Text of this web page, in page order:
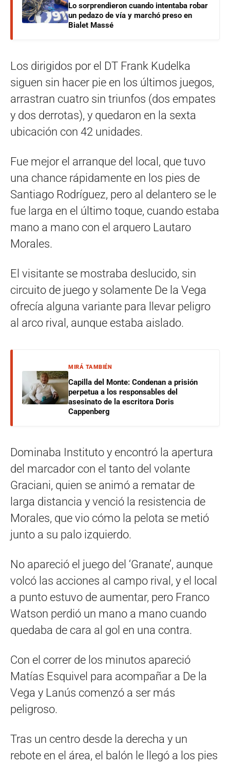
Lo sorprendieron cuando intentaba robar
un pedazo de vía y marchó preso en
Bialet Massé
Los dirigidos por el DT Frank Kudelka
siguen sin hacer pie en los últimos juegos,
arrastran cuatro sin triunfos (dos empates
y dos derrotas), y quedaron en la sexta
ubicación con 42 unidades.
Fue mejor el arranque del local, que tuvo
una chance rápidamente en los pies de
Santiago Rodríguez, pero al delantero se le
fue larga en el último toque, cuando estaba
mano a mano con el arquero Lautaro
Morales.
El visitante se mostraba deslucido, sin
circuito de juego y solamente De la Vega
ofrecía alguna variante para llevar peligro
al arco rival, aunque estaba aislado.
MIRÁ TAMBIÉN
Capilla del Monte: Condenan a prisión
perpetua a los responsables del
asesinato de la escritora Doris
Cappenberg
Dominaba Instituto y encontró la apertura
del marcador con el tanto del volante
Graciani, quien se animó a rematar de
larga distancia y venció la resistencia de
Morales, que vio cómo la pelota se metió
junto a su palo izquierdo.
No apareció el juego del ‘Granate’, aunque
volcó las acciones al campo rival, y el local
a punto estuvo de aumentar, pero Franco
Watson perdió un mano a mano cuando
quedaba de cara al gol en una contra.
Con el correr de los minutos apareció
Matías Esquivel para acompañar a De la
Vega y Lanús comenzó a ser más
peligroso.
Tras un centro desde la derecha y un
rebote en el área, el balón le llegó a los pies